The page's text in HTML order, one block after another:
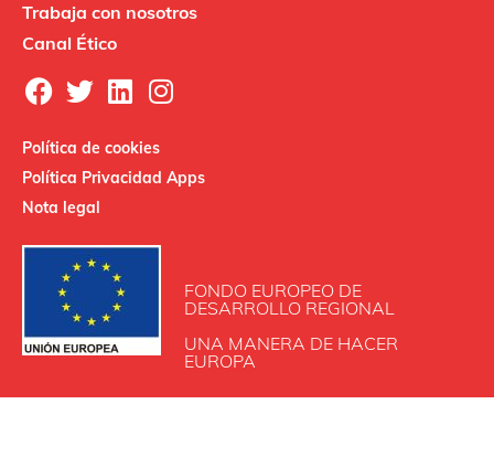
Trabaja con nosotros
Canal Ético
Política de cookies
Política Privacidad Apps
Nota legal
FONDO EUROPEO DE
DESARROLLO REGIONAL
UNA MANERA DE HACER
EUROPA